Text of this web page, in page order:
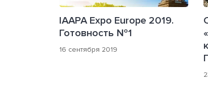
IAAPA Expo Europe 2019.
Готовность №1
16 сентября 2019